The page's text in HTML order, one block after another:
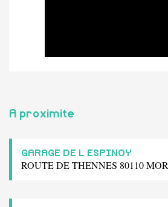
A proximite
GARAGE DE L ESPINOY
ROUTE DE THENNES 80110